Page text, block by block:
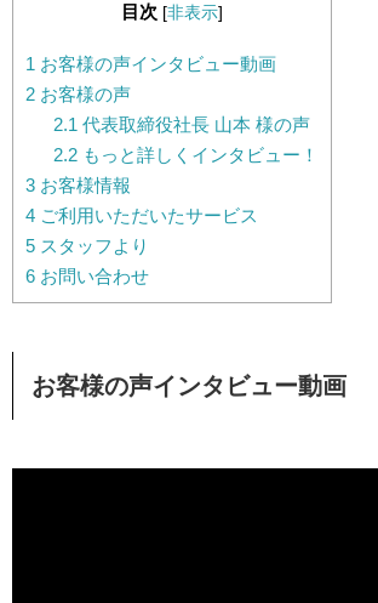
目次 [非表示]
1 お客様の声インタビュー動画
2 お客様の声
2.1 代表取締役社長 山本 様の声
2.2もっと詳しくインタビュー！
3 お客様情報
4 ご利用いただいたサービス
5 スタッフより
6 お問い合わせ
お客様の声インタビュー動画